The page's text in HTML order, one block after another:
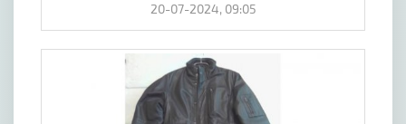
20-07-2024, 09:05